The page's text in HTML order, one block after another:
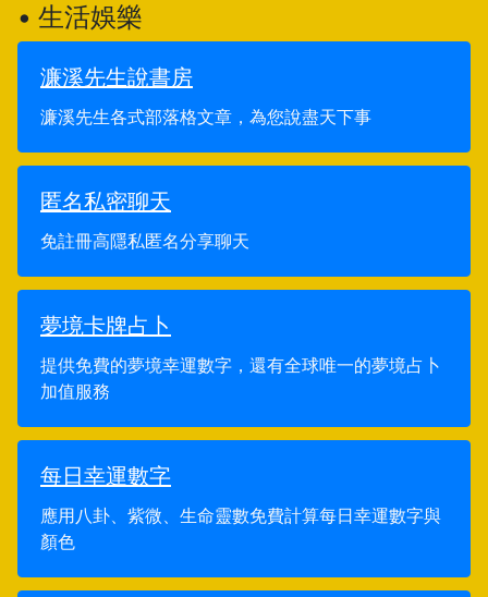
• 生活娛樂
濂溪先生說書房
濂溪先生各式部落格文章，為您說盡天下事
匿名私密聊天
免註冊高隱私匿名分享聊天
夢境卡牌占卜
提供免費的夢境幸運數字，還有全球唯一的夢境占卜
加值服務
每日幸運數字
應用八卦、紫微、生命靈數免費計算每日幸運數字與
顏色